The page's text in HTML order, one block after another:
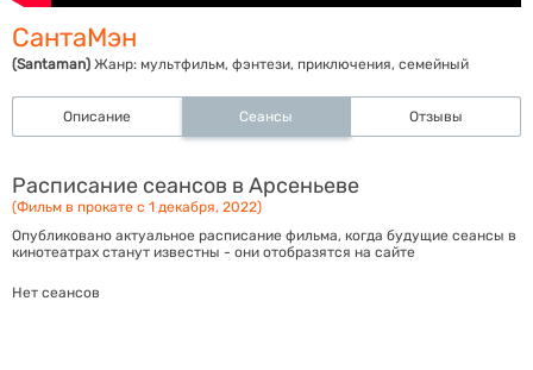
СантаМэн
(Santaman) Жанр: мультфильм, фэнтези, приключения, семейный
Описание Сеансы Отзывы
Расписание сеансов в Арсеньеве
(Фильм в прокате с 1 декабря, 2022)
Опубликовано актуальное расписание фильма, когда будущие сеансы в
кинотеатрах станут известны - они отобразятся на сайте
Нет сеансов